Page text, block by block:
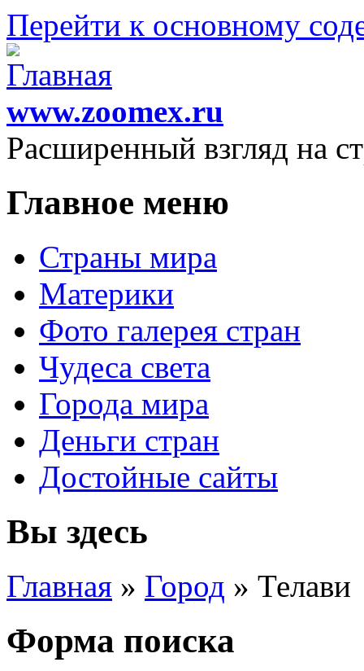
Перейти к основному
www.zoomex.ru
Расширенный взгляд на
Главное меню
Страны мира
Материки
Фото галерея стран
Чудеса света
Города мира
Деньги стран
Достойные сайты
Вы здесь
Главная » Город » Телави
Форма поиска